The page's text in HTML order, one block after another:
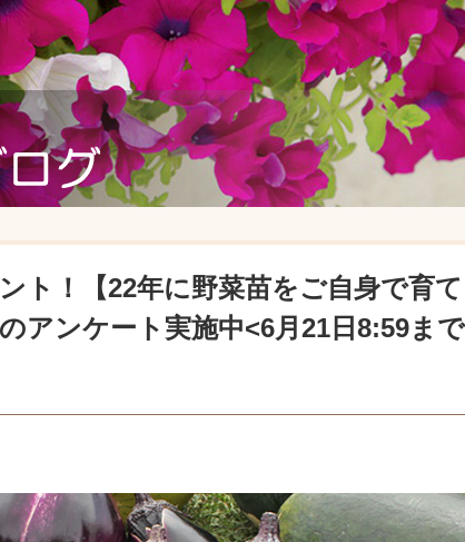
ト！【22年に野菜苗をご自身で育
アンケート実施中<6月21日8:59ま